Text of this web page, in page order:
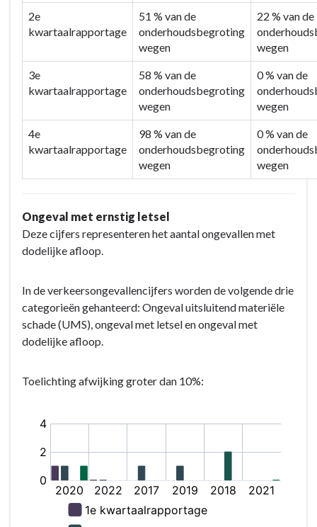
waterstaat
2e
kwartaalrapportage
51 % van de
onderhoudsbegroting
wegen
22 % van de
wegen
3e
kwartaalrapportage
58 % van de
onderhoudsbegroting
wegen
0 % van de
wegen
4e
kwartaalrapportage
98 % van de
onderhoudsbegroting
wegen
0 % van de
wegen
Ongeval met ernstig letsel
Deze cijfers representeren het aantal ongevallen met
dodelijke afloop.
In de verkeersongevallencijfers worden de volgende drie
categorieën gehanteerd: Ongeval uitsluitend materiële
schade (UMS), ongeval met letsel en ongeval met
dodelijke afloop.
Toelichting afwijking groter dan 10%: